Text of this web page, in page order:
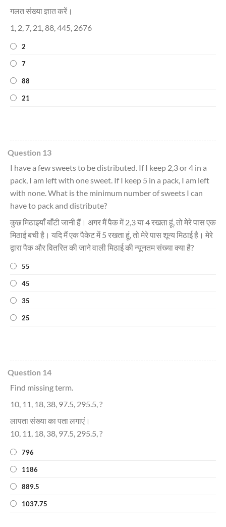
गलत संख्या ज्ञात करें।
1, 2, 7, 21, 88, 445, 2676
2
7
88
21
Question 13
I have a few sweets to be distributed. If I keep 2,3 or 4 in a
pack, I am left with one sweet. If I keep 5 in a pack, I am left
with none. What is the minimum number of sweets I can
have to pack and distribute?
कुछ मिठाइयाँ बाँटी जानी हैं। अगर मैं पैक में 2,3 या 4 रखता हूं, तो मेरे पास एक
मिठाई बची है। यदि मैं एक पैकेट में 5 रखता हूं, तो मेरे पास शून्य मिठाई है। मेरे
द्वारा पैक और वितरित की जाने वाली मिठाई की न्यूनतम संख्या क्या है?
55
45
35
25
Question 14
Find missing term.
10, 11, 18, 38, 97.5, 295.5, ?
लापता संख्या का पता लगाएं।
10, 11, 18, 38, 97.5, 295.5, ?
796
1186
889.5
1037.75